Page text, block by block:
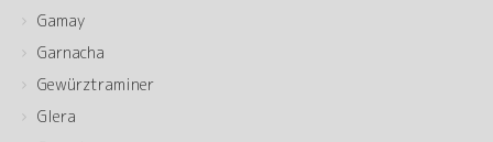
Gamay
Garnacha
Gewürztraminer
Glera